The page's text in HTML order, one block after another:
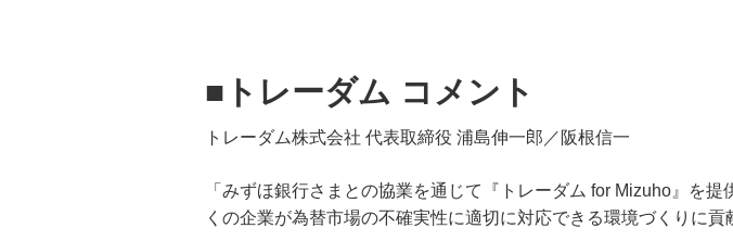
■トレーダム コメント
トレーダム株式会社 代表取締役 浦島伸一郎／阪根信一
「みずほ銀行さまとの協業を通じて『トレーダム for Mizuho』を
くの企業が為替市場の不確実性に適切に対応できる環境づくりに貢